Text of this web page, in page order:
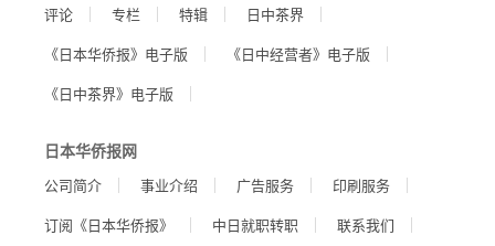
评论
专栏 特辑
日中茶界
《日本华侨报》电子版
《日中经营者》电子版
《日中茶界》电子版
日本华侨报网
公司简介 事业介绍 广告服务
印刷服务
订阅《日本华侨报》
中日就职转职 联系我们